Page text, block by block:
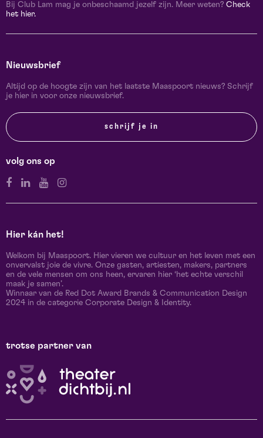
Bij Club Lam mag je onbeschaamd jezelf zijn. Meer weten? Check
het hier.
Nieuwsbrief
Altijd op de hoogte zijn van het laatste Maaspoort nieuws? Schrijf
je hier in voor onze nieuwsbrief.
schrijf je in
volg ons op
Hier kán het!
Welkom bij Maaspoort. Hier vieren we cultuur en het leven met een
onvervalst joie de vivre. Onze gasten, artiesten, makers, partners
en de vele mensen om ons heen, ervaren hier ‘het echte verschil
maak je samen’.
Winnaar van de Red Dot Award Brands & Communication Design
2024 in de categorie Corporate Design & Identity.
trotse partner van